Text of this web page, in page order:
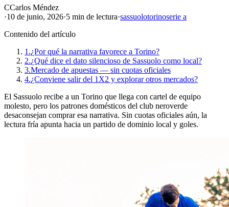
CCarlos Méndez
·10 de junio, 2026·5 min de lectura·sassuolotorinoserie a
Contenido del artículo
1.¿Por qué la narrativa favorece a Torino?
2.¿Qué dice el dato silencioso de Sassuolo como local?
3.Mercado de apuestas — sin cuotas oficiales
4.¿Conviene salir del 1X2 y explorar otros mercados?
El Sassuolo recibe a un Torino que llega con cartel de equipo
molesto, pero los patrones domésticos del club neroverde
desaconsejan comprar esa narrativa. Sin cuotas oficiales aún, la
lectura fría apunta hacia un partido de dominio local y goles.